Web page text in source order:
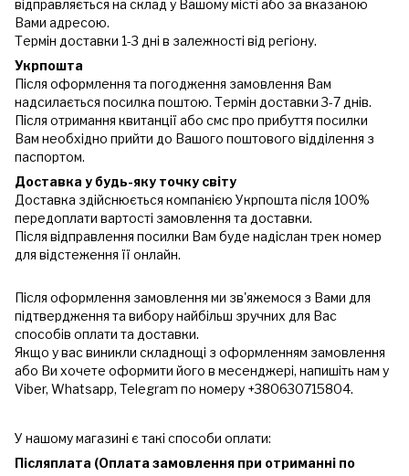
відправляється на склад у Вашому місті або за вказаною
Вами адресою.
Термін доставки 1-3 дні в залежності від регіону.
Укрпошта
Після оформлення та погодження замовлення Вам
надсилається посилка поштою. Термін доставки 3-7 днів.
Після отримання квитанції або смс про прибуття посилки
Вам необхідно прийти до Вашого поштового відділення з
паспортом.
Доставка у будь-яку точку світу
Доставка здійснюється компанією Укрпошта після 100%
передоплати вартості замовлення та доставки.
Після відправлення посилки Вам буде надіслан трек номер
для відстеження її онлайн.
Після оформлення замовлення ми зв'яжемося з Вами для
підтвердження та вибору найбільш зручних для Вас
способів оплати та доставки.
Якщо у вас виникли складнощі з оформленням замовлення
або Ви хочете оформити його в месенджері, напишіть нам у
Viber, Whatsapp, Telegram по номеру +380630715804.
У нашому магазині є такі способи оплати:
Післяплата (Оплата замовлення при отриманні по